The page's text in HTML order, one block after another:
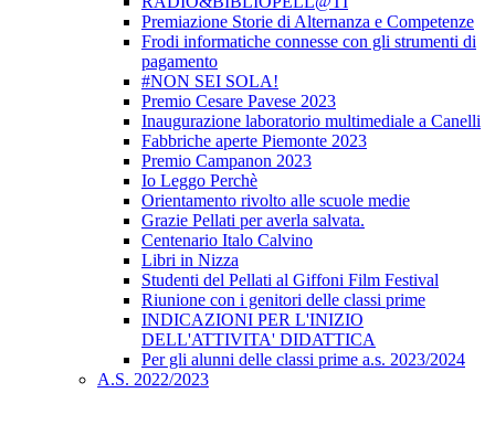
Premiazione Storie di Alternanza e Competenze
Frodi informatiche connesse con gli strumenti di
pagamento
#NON SEI SOLA!
Premio Cesare Pavese 2023
Inaugurazione laboratorio multimediale a Canelli
Fabbriche aperte Piemonte 2023
Premio Campanon 2023
Io Leggo Perchè
Orientamento rivolto alle scuole medie
Grazie Pellati per averla salvata.
Centenario Italo Calvino
Libri in Nizza
Studenti del Pellati al Giffoni Film Festival
Riunione con i genitori delle classi prime
INDICAZIONI PER L'INIZIO
DELL'ATTIVITA' DIDATTICA
Per gli alunni delle classi prime a.s. 2023/2024
A.S. 2022/2023